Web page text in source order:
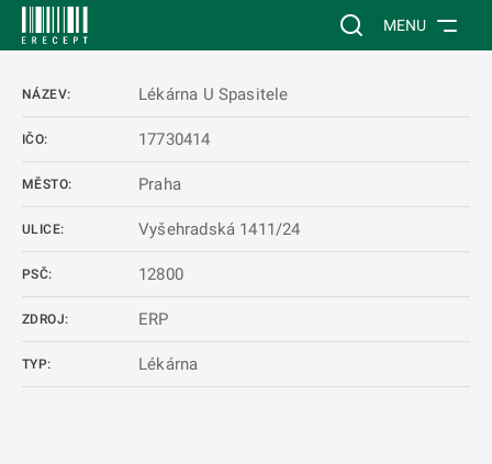
Vyhledávání na
MENU
NÁZEV: Lékárna U Spasitele
IČO: 17730414
MĚSTO: Praha
ULICE: Vyšehradská 1411/24
PSČ: 12800
ZDROJ: ERP
TYP: Lékárna